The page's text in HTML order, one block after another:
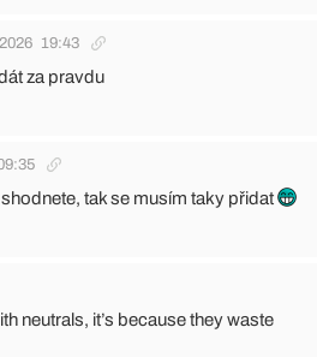
19:43
za pravdu
tak se musím taky přidat
neutrals, it’s because they waste